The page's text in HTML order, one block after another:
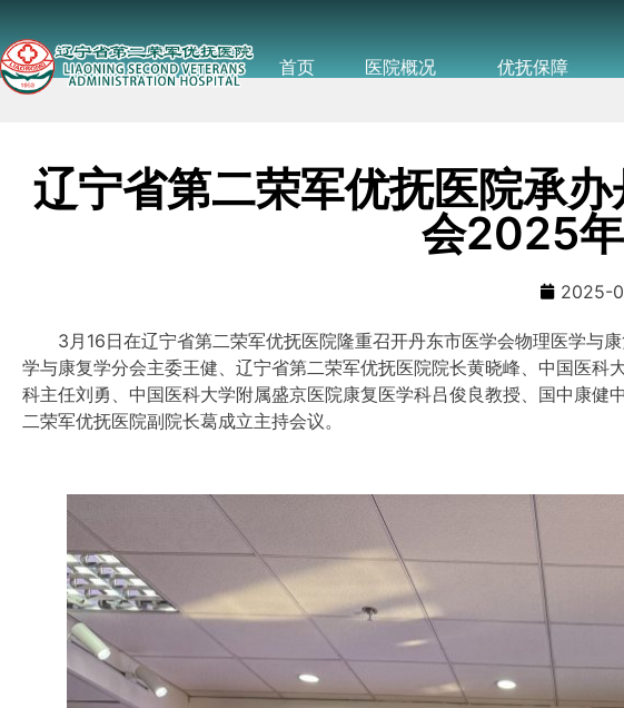
首页 医院概况 优抚保障
辽宁省第二荣军优抚医院承
会2025
2025-
3月16日在辽宁省第二荣军优抚医院隆重召开丹东市医学会物理医学与
学与康复学分会主委王健、辽宁省第二荣军优抚医院院长黄晓峰、中国医
科主任刘勇、中国医科大学附属盛京医院康复医学科吕俊良教授、国中康
二荣军优抚医院副院长葛成立主持会议。